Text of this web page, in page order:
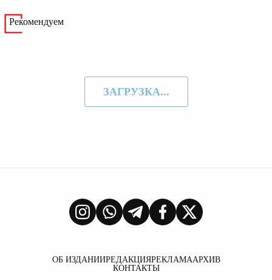
Рекомендуем
ЗАГРУЗКА...
ОБ ИЗДАНИИРЕДАКЦИЯРЕКЛАМААРХИВ
КОНТАКТЫ